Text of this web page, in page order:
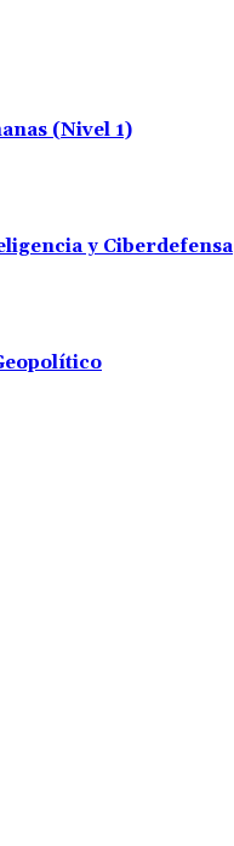
(Nivel 1)
y Ciberdefensa